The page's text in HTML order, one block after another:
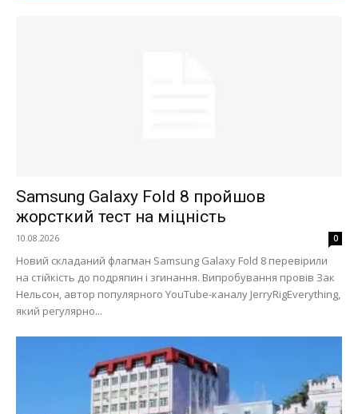
Samsung Galaxy Fold 8 пройшов
жорсткий тест на міцність
10.08.2026 0
Новий складаний флагман Samsung Galaxy Fold 8 перевірили
на стійкість до подряпин і згинання. Випробування провів Зак
Нельсон, автор популярного YouTube-каналу JerryRigEverything,
який регулярно...